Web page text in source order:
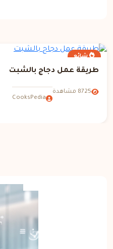
شائع
طريقة عمل دجاج بالشبت
8725 مشاهدة
CooksPedia